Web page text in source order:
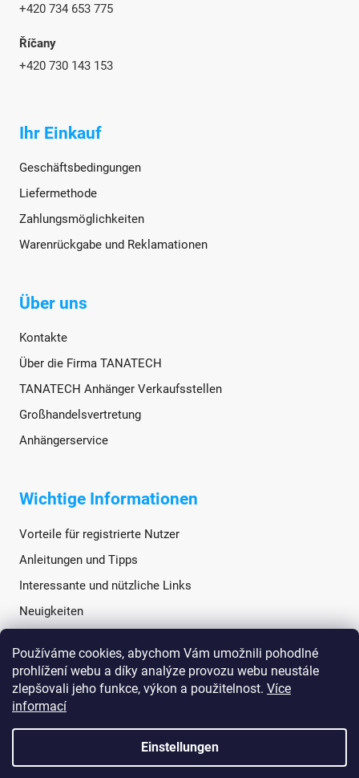
Používáme cookies, abychom Vám umožnili pohodlné
prohlížení webu a díky analýze provozu webu neustále
zlepšovali jeho funkce, výkon a použitelnost. Více
informací
Einstellungen
+420 734 653 775
Říčany
+420 730 143 153
Ihr Einkauf
Geschäftsbedingungen
Liefermethode
Zahlungsmöglichkeiten
Warenrückgabe und Reklamationen
Über uns
Kontakte
Über die Firma TANATECH
TANATECH Anhänger Verkaufsstellen
Großhandelsvertretung
Anhängerservice
Wichtige Informationen
Vorteile für registrierte Nutzer
Anleitungen und Tipps
Interessante und nützliche Links
Neuigkeiten
Soziale Netzwerke